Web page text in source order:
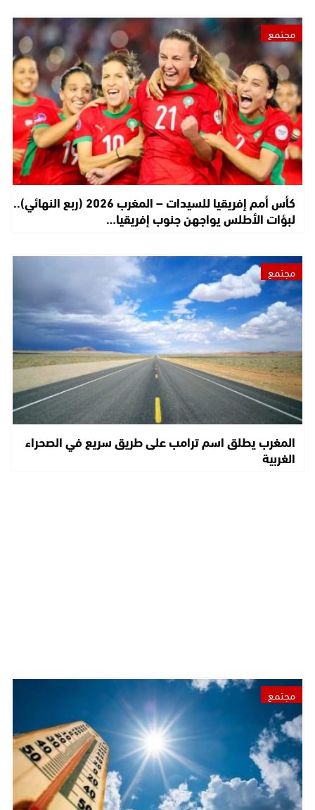
مجتمع
كأس أمم إفريقيا للسيدات – المغرب 2026 (ربع النهائي)..
لبؤات الأطلس يواجهن جنوب إفريقيا…
مجتمع
المغرب يطلق اسم ترامب على طريق سريع في الصحراء
الغربية
مجتمع